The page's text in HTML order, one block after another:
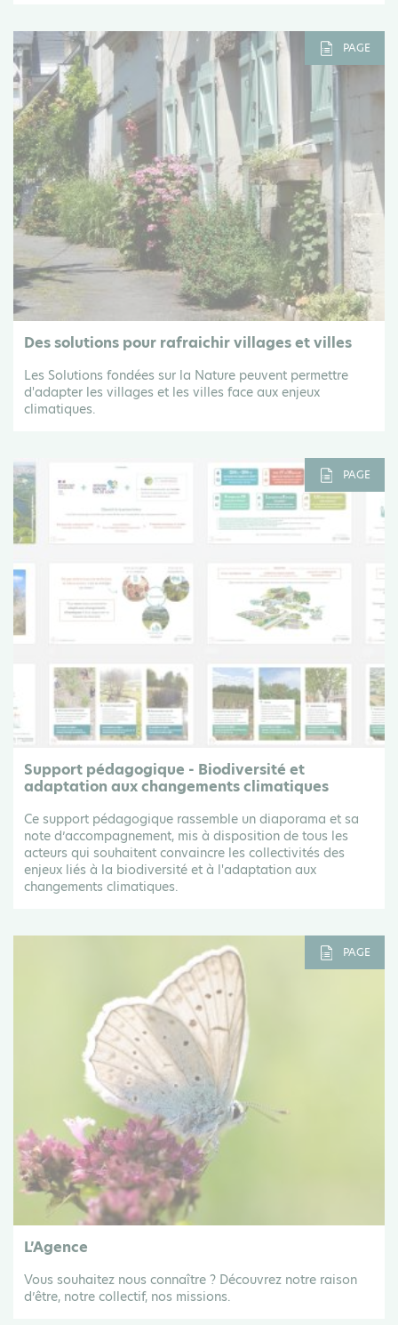
PAGE
Des solutions pour rafraichir villages et villes
Les Solutions fondées sur la Nature peuvent permettre
d'adapter les villages et les villes face aux enjeux
climatiques.
PAGE
Support pédagogique - Biodiversité et
adaptation aux changements climatiques
Ce support pédagogique rassemble un diaporama et sa
note d’accompagnement, mis à disposition de tous les
acteurs qui souhaitent convaincre les collectivités des
enjeux liés à la biodiversité et à l'adaptation aux
changements climatiques.
PAGE
L’Agence
Vous souhaitez nous connaître ? Découvrez notre raison
d’être, notre collectif, nos missions.